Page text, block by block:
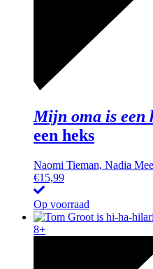
Mijn oma is een
een heks
Naomi Tieman, Nadia
€15,99
Op voorraad
8+